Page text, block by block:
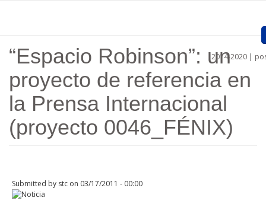
Home
Presentation
Approved projects
Communication
2014-2020 |
“Espacio Robinson”: un
proyecto de referencia en
la Prensa Internacional
(proyecto 0046_FÉNIX)
Submitted by stc on 03/17/2011 - 00:00